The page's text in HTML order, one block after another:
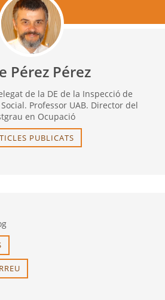
Pérez Pérez
de la DE de la Inspecció de
Professor UAB. Director del
en Ocupació
PUBLICATS